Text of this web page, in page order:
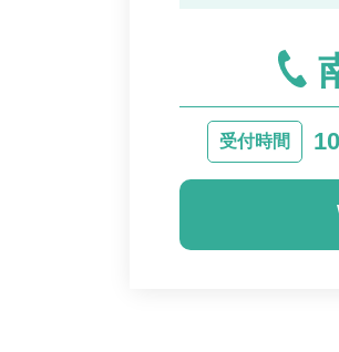
受付時間